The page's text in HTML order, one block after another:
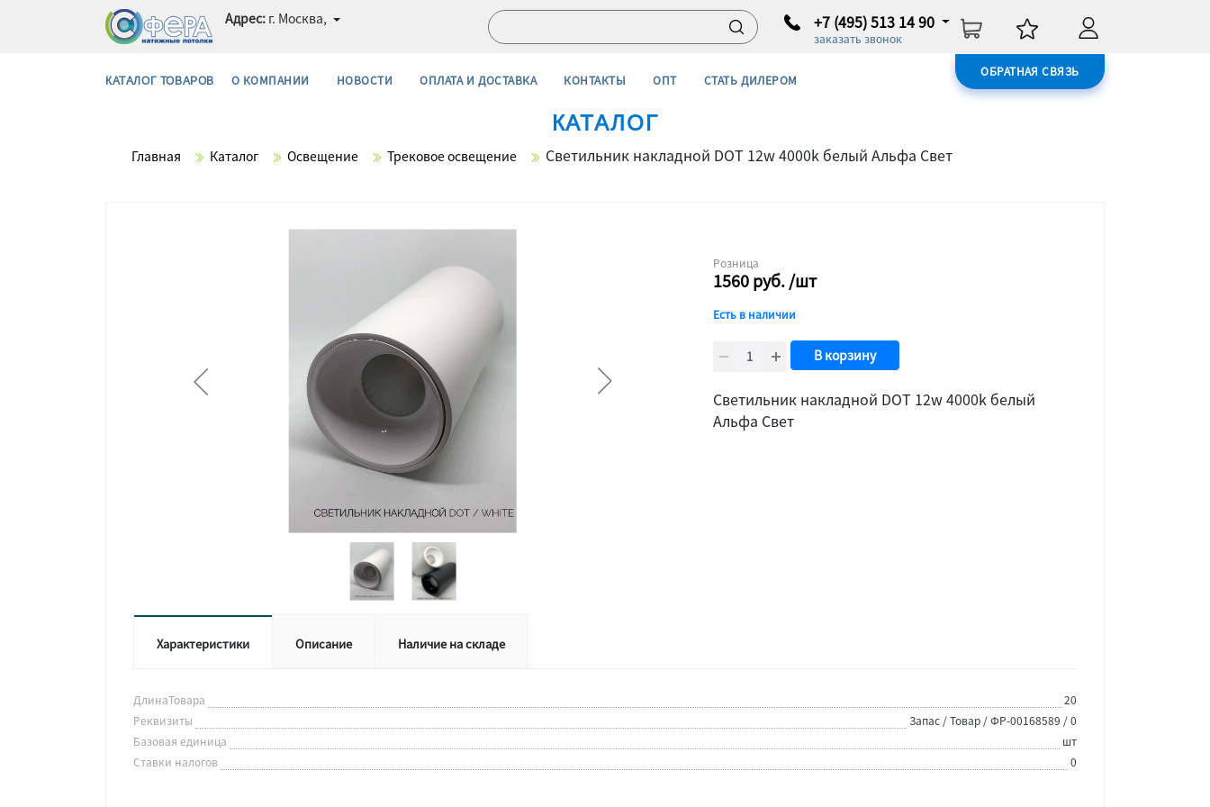
Адрес: г. Москва, +7 (495) 513 14 90
заказать звонок
ОБРАТНАЯ СВЯЗЬ
КАТАЛОГ ТОВАРОВ О КОМПАНИИ НОВОСТИ ОПЛАТА И ДОСТАВКА КОНТАКТЫ ОПТ СТАТЬ ДИЛЕРОМ
КАТАЛОГ
Главная Каталог Освещение Трековое освещение Светильник накладной DOT 12w 4000k белый Альфа Свет
Розница
1560руб./шт
Есть в наличии
В корзину
Светильник накладной DOT 12w 4000k белый
Альфа Свет
Характеристики Описание Наличие на складе
ДлинаТовара
20
Реквизиты
Запас / Товар / ФР-00168589 / 0
Базовая единица
шт
Ставки налогов
0